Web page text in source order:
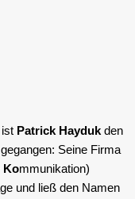
Patrick Hayduk den
Seine Firma
Kommunikation)
und ließ den Namen